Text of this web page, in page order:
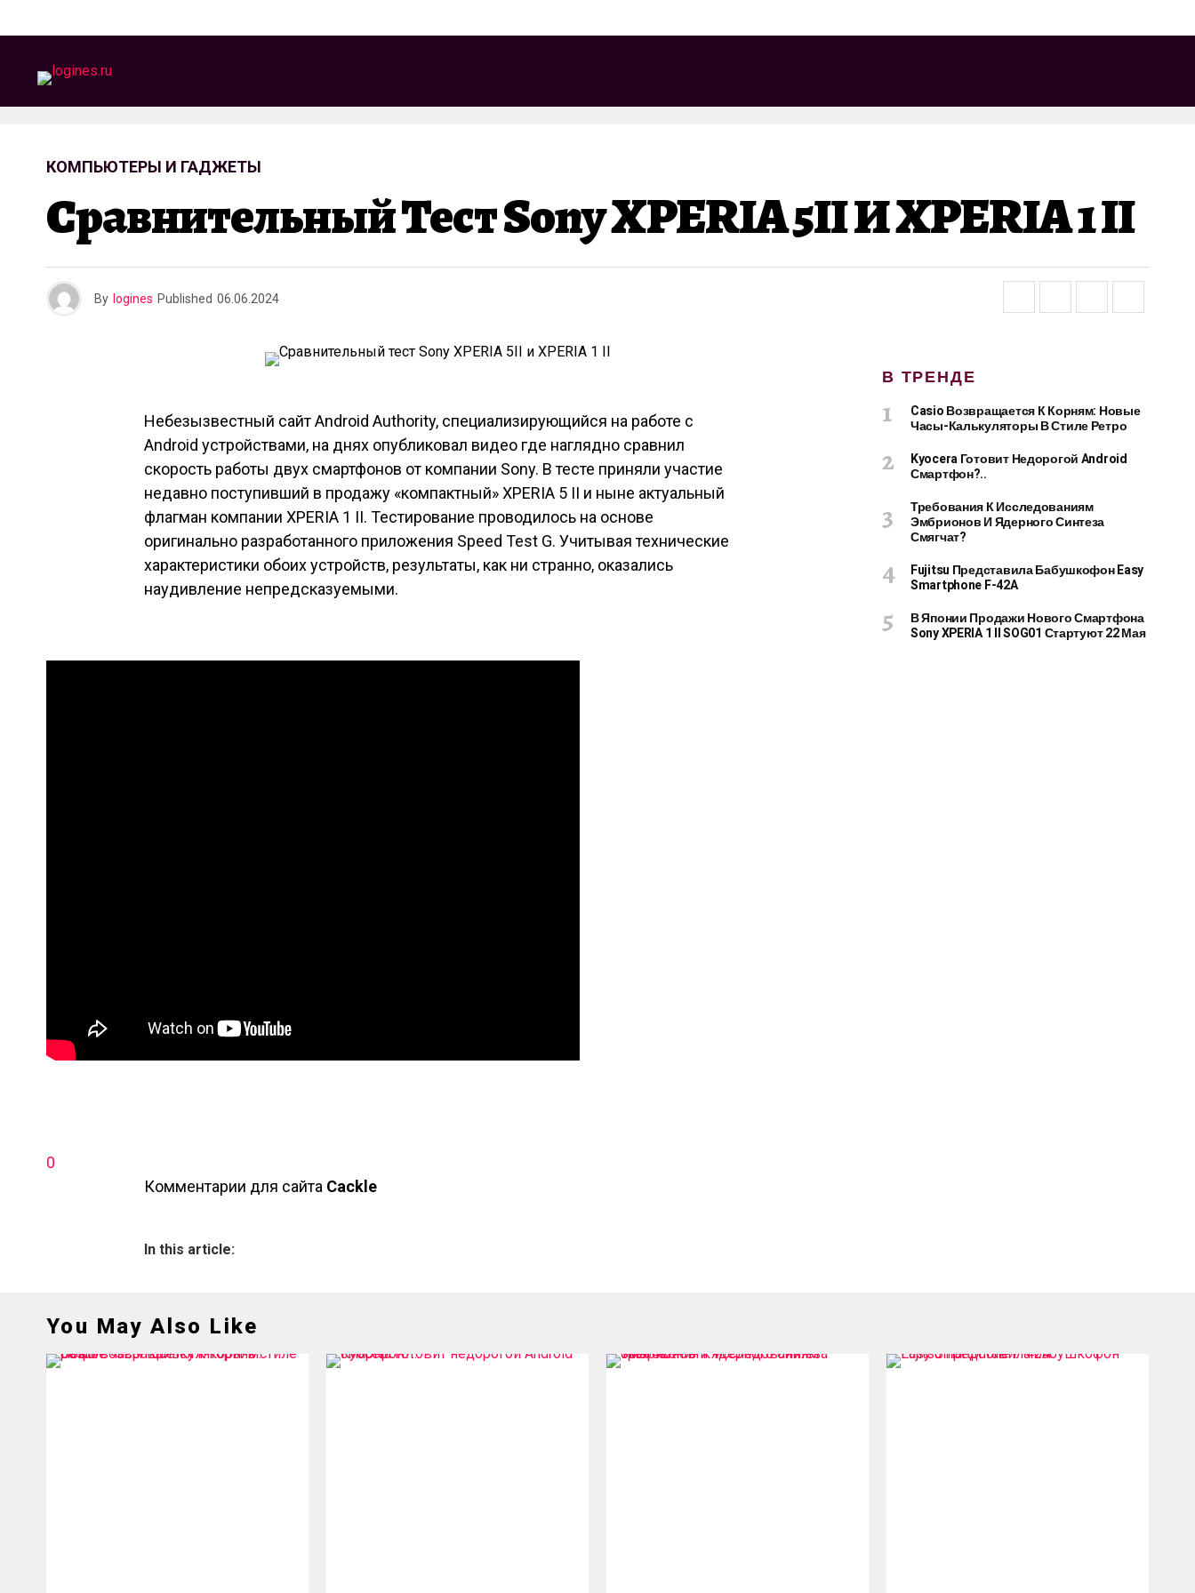
КОМПЬЮТЕРЫ И ГАДЖЕТЫ
Сравнительный Тест Sony XPERIA 5II И XPERIA 1 II
By logines Published 06.06.2024
Небезызвестный сайт Android Authority, специализирующийся на работе с
Android устройствами, на днях опубликовал видео где наглядно сравнил
скорость работы двух смартфонов от компании Sony. В тесте приняли участие
недавно поступивший в продажу «компактный»XPERIA 5 II и ныне актуальный
флагман компании XPERIA 1 II. Тестирование проводилось на основе
оригинально разработанного приложения Speed Test G. Учитывая технические
характеристики обоих устройств, результаты, как ни странно, оказались
наудивление непредсказуемыми.
0
Комментарии для сайта Cackl e
In this article:
В ТРЕНДЕ
Casio Возвращается К Корням: Новые
Часы-Калькуляторы В Стиле Ретро
Kyocera Готовит Недорогой Android
Смартфон?..
Требования К Исследованиям
Эмбрионов И Ядерного Синтеза
Смягчат?
Fujitsu Представила Бабушкофон Easy
Smartphone F-42A
В Японии Продажи Нового Смартфона
Sony XPERIA 1 II SOG01 Стартуют 22 Мая
You May Also Like